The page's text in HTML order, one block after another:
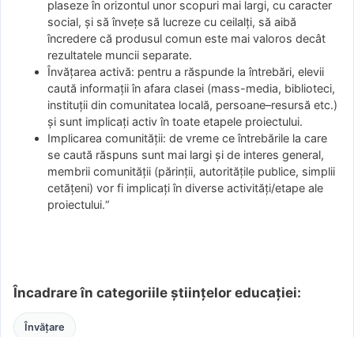
plaseze în orizontul unor scopuri mai largi, cu caracter
social, şi să înveţe să lucreze cu ceilalţi, să aibă
încredere că produsul comun este mai valoros decât
rezultatele muncii separate.
Învăţarea activă: pentru a răspunde la întrebări, elevii
caută informaţii în afara clasei (mass-media, biblioteci,
instituţii din comunitatea locală, persoane–resursă etc.)
şi sunt implicaţi activ în toate etapele proiectului.
Implicarea comunităţii: de vreme ce întrebările la care
se caută răspuns sunt mai largi şi de interes general,
membrii comunităţii (părinţii, autorităţile publice, simplii
cetăţeni) vor fi implicaţi în diverse activităţi/etape ale
proiectului.“
Încadrare în categoriile științelor educației:
Învățare